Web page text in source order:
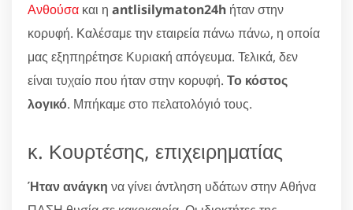
Ανθούσα και η antlisilymaton24h ήταν στην
κορυφή. Καλέσαμε την εταιρεία πάνω πάνω, η οποία
μας εξηπηρέτησε Κυριακή απόγευμα. Τελικά, δεν
είναι τυχαίο που ήταν στην κορυφή. Το κόστος
λογικό. Μπήκαμε στο πελατολόγιό τους.
κ. Κουρτέσης, επιχειρηματίας
Ήταν ανάγκη να γίνει άντληση υδάτων στην Αθήνα